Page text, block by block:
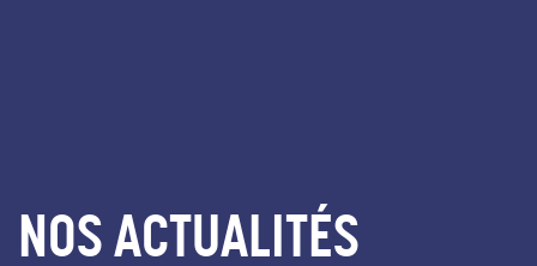
NOS ACTUALITÉS